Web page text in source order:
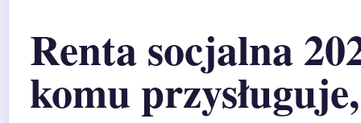
Renta socjalna
komu